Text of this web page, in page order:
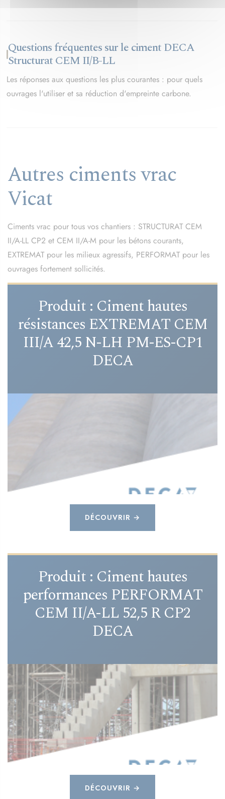
Questions fréquentes sur le ciment DECA
Structurat CEM II/B-LL
Les réponses aux questions les plus courantes : pour quels
ouvrages l'utiliser et sa réduction d'empreinte carbone.
Autres ciments vrac
Vicat
Ciments vrac pour tous vos chantiers : STRUCTURAT CEM
II/A-LL CP2 et CEM II/A-M pour les bétons courants,
EXTREMAT pour les milieux agressifs, PERFORMAT pour les
ouvrages fortement sollicités.
Produit : Ciment hautes
résistances EXTREMAT CEM
III/A 42,5 N-LH PM-ES-CP1
DECA
DÉCOUVRIR →
Produit : Ciment hautes
performances PERFORMAT
CEM II/A-LL 52,5 R CP2
DECA
DÉCOUVRIR →